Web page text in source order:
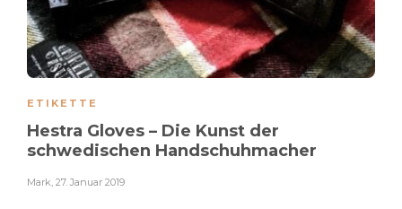
ETIKETTE
Hestra Gloves – Die Kunst der
schwedischen Handschuhmacher
Mark, 27. Januar 2019